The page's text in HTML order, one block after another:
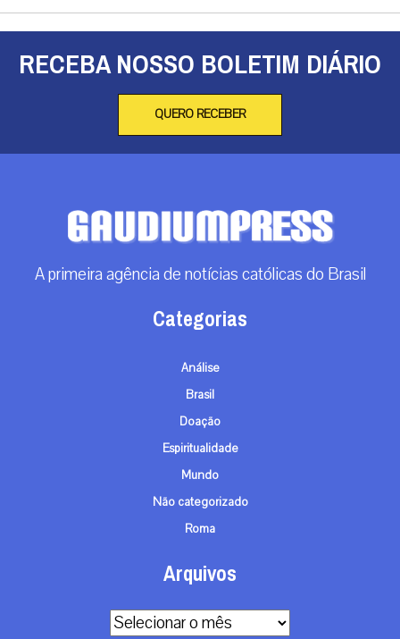
RECEBA NOSSO BOLETIM DIÁRIO
QUERO RECEBER
A primeira agência de notícias católicas do Brasil
Categorias
Análise
Brasil
Doação
Espiritualidade
Mundo
Não categorizado
Roma
Arquivos
Arquivos